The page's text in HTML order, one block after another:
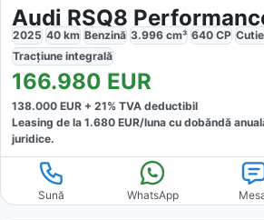
Audi RSQ8
2025 40 km Benzină 3.996 cm³ 640 CP Cutie
Tracțiune integrală
166.980 EUR
138.000 EUR + 21% TVA deductibil
Leasing de la 1.680 EUR/luna cu dobăndă
juridice.
Sună WhatsApp